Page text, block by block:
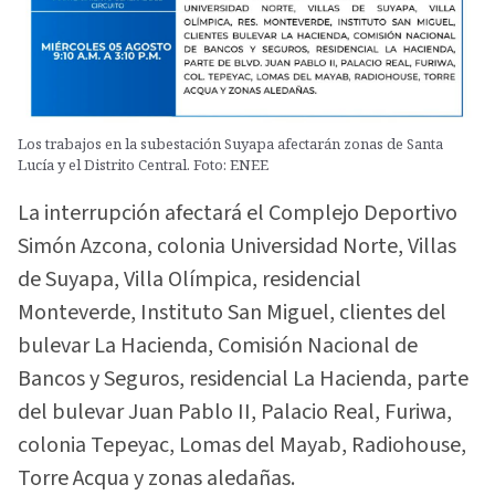
Los trabajos en la subestación Suyapa afectarán zonas de Santa
Lucía y el Distrito Central. Foto: ENEE
La interrupción afectará el Complejo Deportivo
Simón Azcona, colonia Universidad Norte, Villas
de Suyapa, Villa Olímpica, residencial
Monteverde, Instituto San Miguel, clientes del
bulevar La Hacienda, Comisión Nacional de
Bancos y Seguros, residencial La Hacienda, parte
del bulevar Juan Pablo II, Palacio Real, Furiwa,
colonia Tepeyac, Lomas del Mayab, Radiohouse,
Torre Acqua y zonas aledañas.